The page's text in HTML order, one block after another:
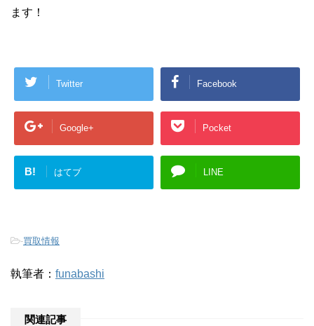
ます！
Twitter Facebook
Google+ Pocket
B! はてブ LINE
-買取情報
執筆者： funabashi
関連記事